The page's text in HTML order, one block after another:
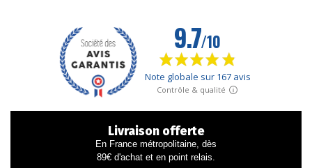
Livraison offerte
En France métropolitaine, dès
89€ d'achat et en point relais.